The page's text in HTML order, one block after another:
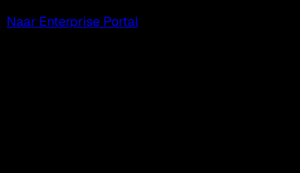
Naar Enterprise Portal